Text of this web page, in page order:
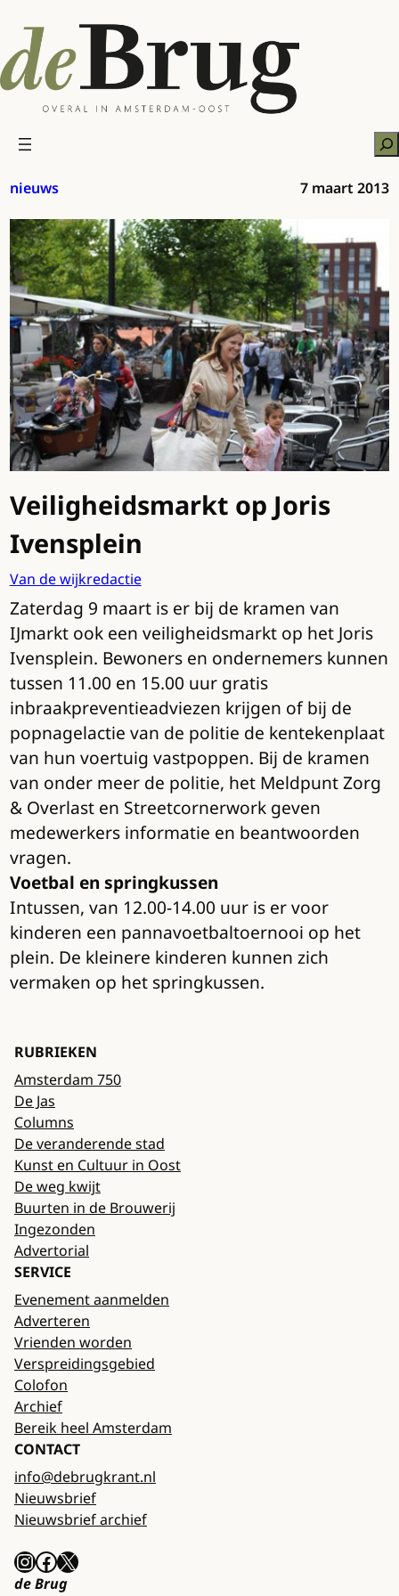
naar
de
inhoud
nieuws 7 maart 2013
Veiligheidsmarkt op Joris
Ivensplein
Van de wijkredactie
Zaterdag 9 maart is er bij de kramen van
IJmarkt ook een veiligheidsmarkt op het Joris
Ivensplein. Bewoners en ondernemers kunnen
tussen 11.00 en 15.00 uur gratis
inbraakpreventieadviezen krijgen of bij de
popnagelactie van de politie de kentekenplaat
van hun voertuig vastpoppen. Bij de kramen
van onder meer de politie, het Meldpunt Zorg
& Overlast en Streetcornerwork geven
medewerkers informatie en beantwoorden
vragen.
Voetbal en springkussen
Intussen, van 12.00-14.00 uur is er voor
kinderen een pannavoetbaltoernooi op het
plein. De kleinere kinderen kunnen zich
vermaken op het springkussen.
RUBRIEKEN
Amsterdam 750
De Jas
Columns
De veranderende stad
Kunst en Cultuur in Oost
De weg kwijt
Buurten in de Brouwerij
Ingezonden
Advertorial
SERVICE
Evenement aanmelden
Adverteren
Vrienden worden
Verspreidingsgebied
Colofon
Archief
Bereik heel Amsterdam
CONTACT
info@debrugkrant.nl
Nieuwsbrief
Nieuwsbrief archief
InstagramFacebook X
de Brug